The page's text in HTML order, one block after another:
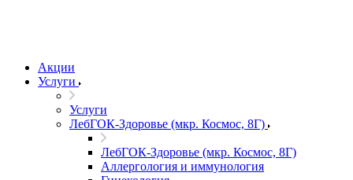
Акции
Услуги
Услуги
ЛебГОК-Здоровье (мкр. Космос, 8Г)
ЛебГОК-Здоровье (мкр. Космос, 8Г)
Аллергология и иммунология